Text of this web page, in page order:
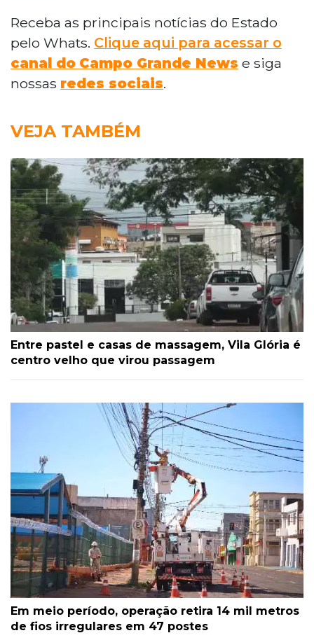
Receba as principais notícias do Estado
pelo Whats. Clique aqui para acessar o
canal do Campo Grande News e siga
nossas redes sociais.
VEJA TAMBÉM
Entre pastel e casas de massagem, Vila Glória é
centro velho que virou passagem
Em meio período, operação retira 14 mil metros
de fios irregulares em 47 postes